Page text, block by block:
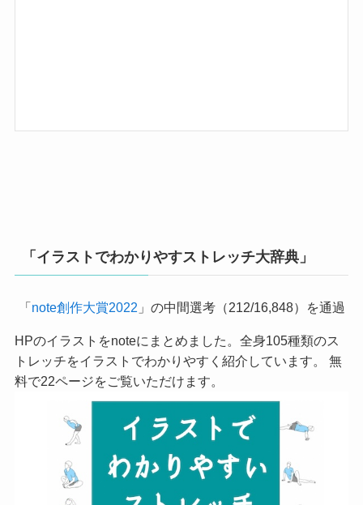
「イラストでわかりやすストレッチ大辞典」
「note創作大賞2022 」の中間選考（212/16,848）を通過
HPのイラストをnoteにまとめました。全身105種類のス
トレッチをイラストでわかりやすく紹介しています。 無
料で22ページをご覧いただけます。